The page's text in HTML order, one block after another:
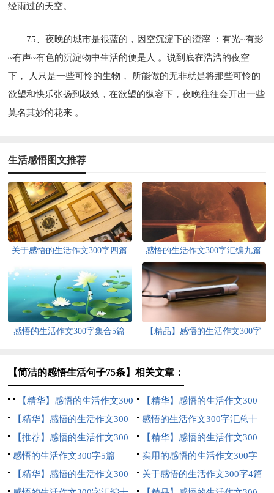
经雨过的天空。
75、夜晚的城市是很蓝的，因空沉淀下的渣滓 ：有光~有影
~有声~有色的沉淀物中生活的便是人 。说到底在浩浩的夜空
下， 人只是一些可怜的生物， 所能做的无非就是将那些可怜的
欲望和快乐张扬到极致，在欲望的纵容下，夜晚往往会开出一些
莫名其妙的花来 。
生活感悟图文推荐
关于感悟的生活作文300字四篇 感悟的生活作文300字汇编九篇
感悟的生活作文300字集合5篇
【精品】感悟的生活作文300字
【简洁的感悟生活句子75条】相关文章：
【精华】感悟的生活作文300
字集锦十篇
【精华】感悟的生活作文300
字汇总5篇
【精华】感悟的生活作文300
字汇总8篇
感悟的生活作文300字汇总十
篇
【推荐】感悟的生活作文300
字集锦10篇
【精华】感悟的生活作文300
字集合6篇
感悟的生活作文300字5篇
实用的感悟的生活作文300字
汇总九篇
【精华】感悟的生活作文300
关于感悟的生活作文300字4篇